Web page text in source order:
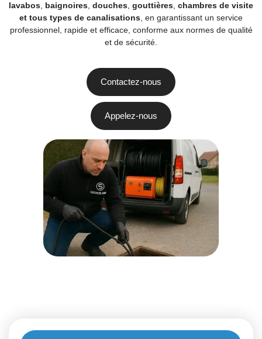
lavabos, baignoires, douches, gouttières, chambres de visite
et tous types de canalisations, en garantissant un service
professionnel, rapide et efficace, conforme aux normes de qualité
et de sécurité.
Contactez-nous
Appelez-nous